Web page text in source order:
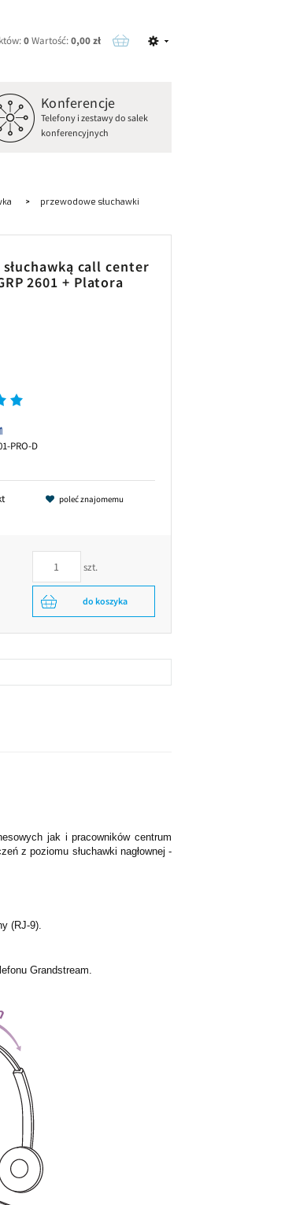
0Wartość:0,00 zł
Konferencje
Telefony i zestawy do salek
konferencyjnych
przewodowe słuchawki
call center
2601 + Platora
PRO-D
poleć znajomemu
szt.
do koszyka
jak i pracowników centrum
z poziomu słuchawki nagłownej -
(RJ-9).
Grandstream.